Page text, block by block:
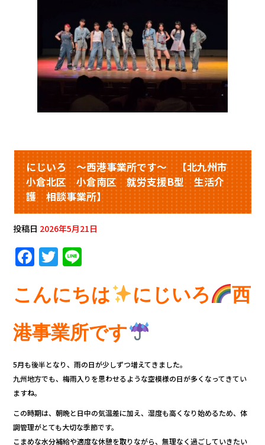
にじいろ ～西港事業所です～ 【北九州市
小倉北区 小倉南区 就労支援B型 生活介
護 相談事業所】
投稿日 2026年5月21日
F
c
b
o
k
T
it
r
e
こんにちは にじいろ
西
港事業所です
5月も後半となり、雨の日が少しずつ増えてきました。
九州地方でも、梅雨入りを思わせるような空模様の日が多くなってきてい
ますね。
この時期は、朝晩と日中の気温差に加え、湿度も高くなり始めるため、体
調管理がとても大切な季節です。
こまめな水分補給や適度な休憩を取りながら、無理なく過ごしていきたい